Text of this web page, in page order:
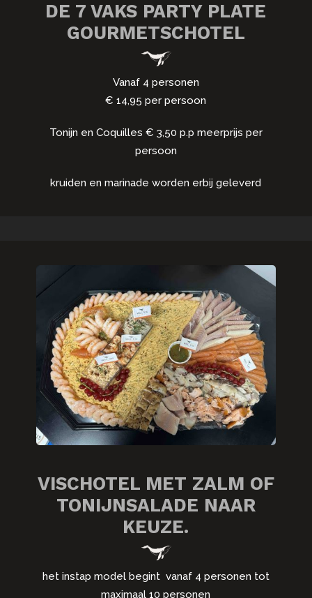
DE 7 VAKS PARTY PLATE
GOURMETSCHOTEL
Vanaf 4 personen
€ 14,95 per persoon
Tonijn en Coquilles € 3,50 p.p meerprijs per
persoon
kruiden en marinade worden erbij geleverd
VISCHOTEL MET ZALM OF
TONIJNSALADE NAAR
KEUZE.
het instap model begint vanaf 4 personen tot
maximaal 10 personen